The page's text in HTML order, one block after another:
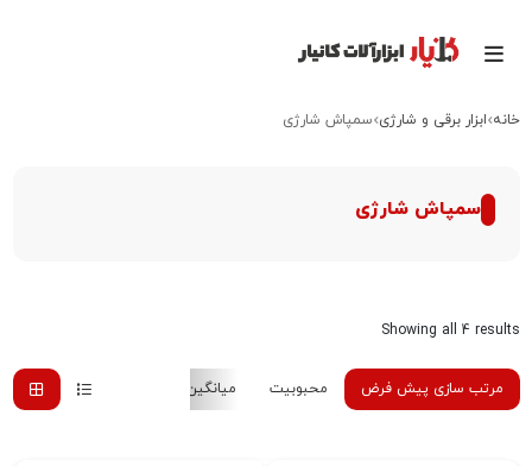
خانه ابزار برقی و شارژی سمپاش شارژی
سمپاش شارژی
Showing all 4 results
مرتب سازی پیش فرض محبوبیت میانگین رتبه جدیدترین